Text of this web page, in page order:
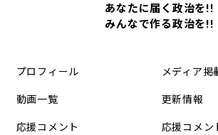
あなたに届く政治を!!
みんなで作る政治を!!
プロフィール メディア掲
動画一覧 更新情報
応援コメント 応援コメン